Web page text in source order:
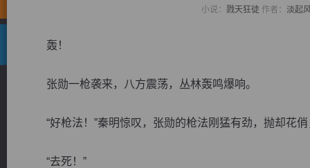
小说： 戮天狂徒作者： 淡起
轰！
张勋一枪袭来，八方震荡，丛林轰鸣爆响。
“好枪法！”秦明惊叹，张勋的枪法刚猛有劲，抛却花俏
“去死！”